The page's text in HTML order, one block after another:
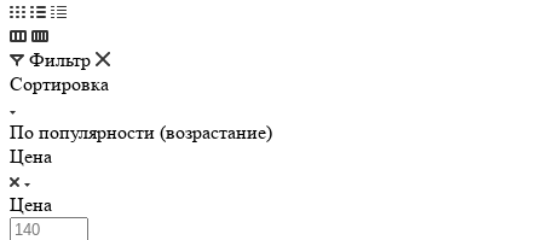
Фильтр
Сортировка
По популярности (возрастание)
Цена
Цена